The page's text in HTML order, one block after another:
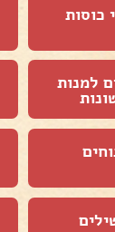
כוסות
למנות